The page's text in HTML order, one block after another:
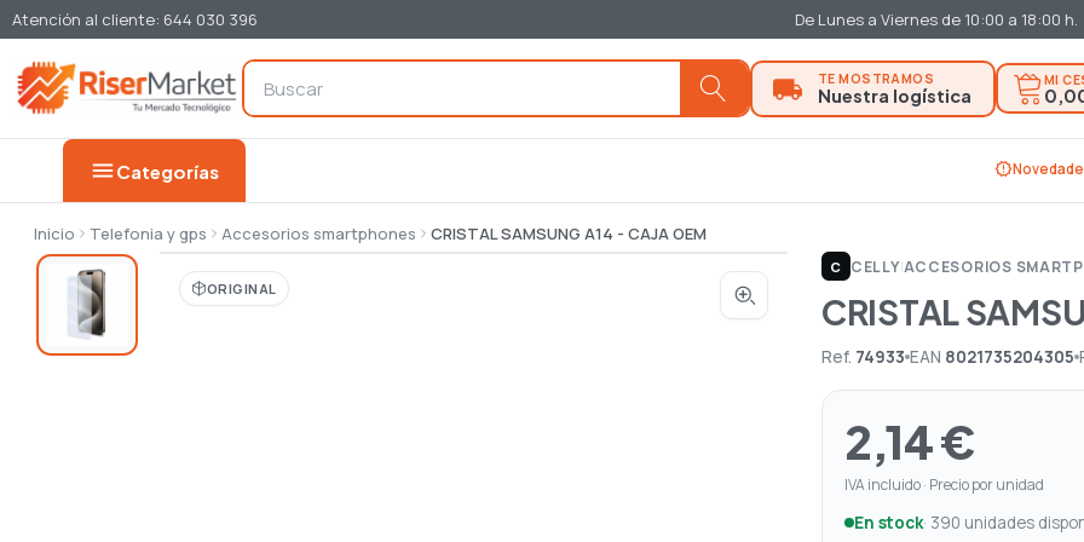
Atención al cliente: 644 030 396 De Lunes a Viernes de 10:00 a 18:00 h.
MI
menuCategorías new_releases
Inicio Telefonia y gps Accesorios smartphones CRISTAL SAMSUNG A14 - CAJA OEM
ORIGINAL
C CELLY|ACCESORIOS
CRISTAL
Ref. 74933 EAN 8021735204305
2,14 €
IVA incluido · Precio por unidad
En stock· 390 unidades